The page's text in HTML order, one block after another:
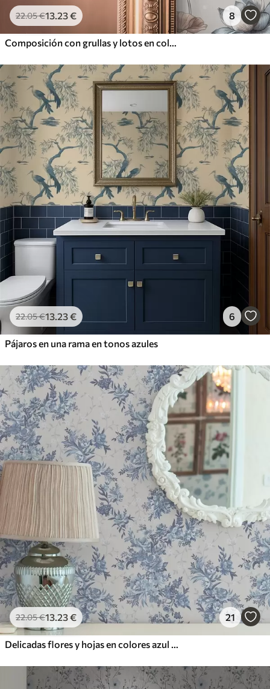
22.05€13.23€ 8
Composición con grullas y lotos en colores pastel
22.05€13.23€ 6
Pájaros en una rama en tonos azules
22.05€13.23€ 21
Delicadas flores y hojas en colores azul y celeste sobre fondo claro